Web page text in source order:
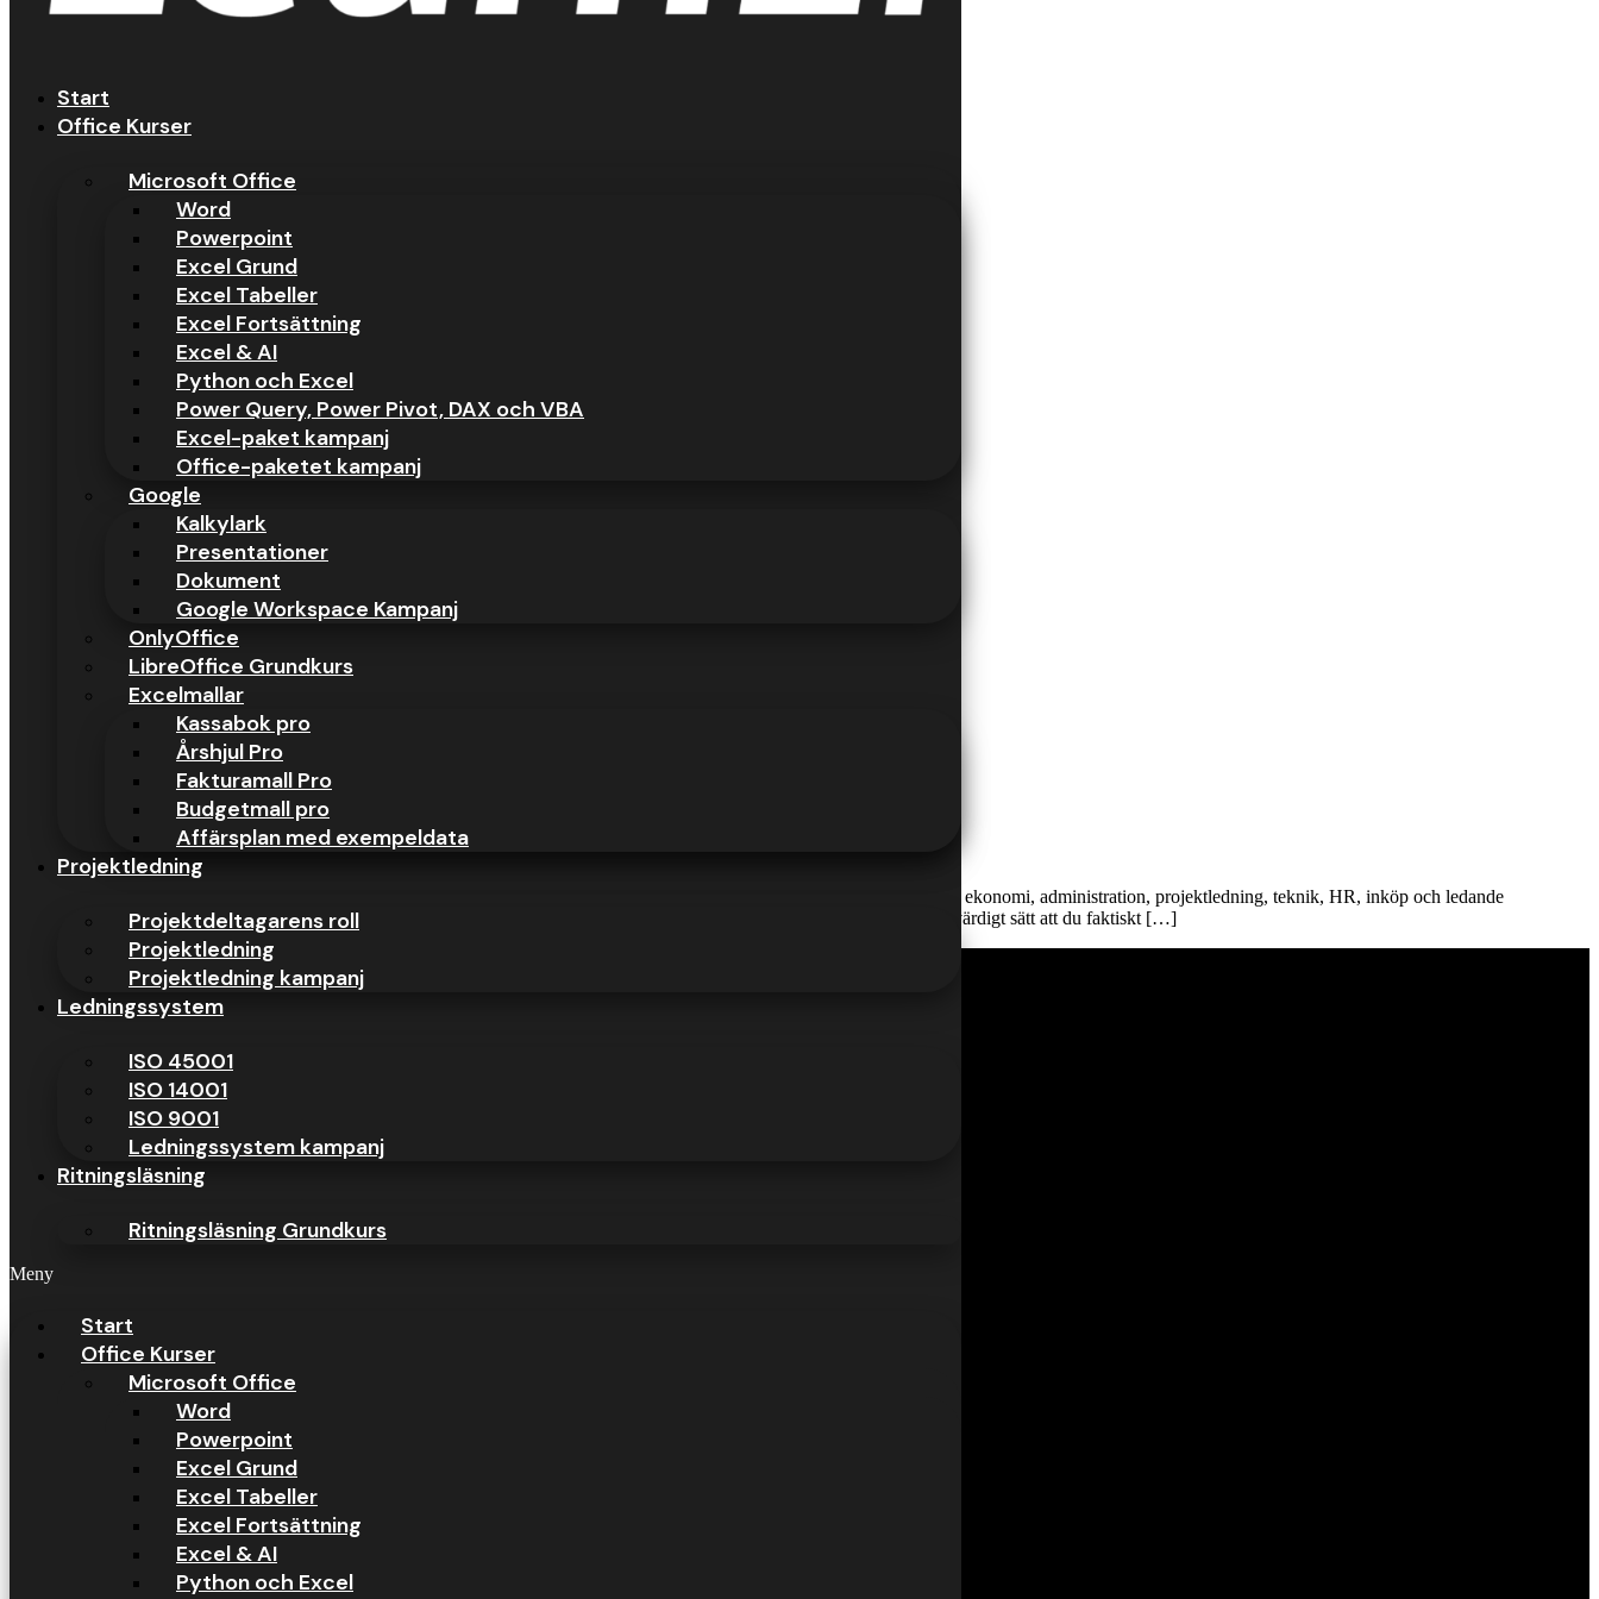
Start
Office Kurser
Microsoft Office
Word
Powerpoint
Excel Grund
Excel Tabeller
Excel Fortsättning
Excel & AI
Python och Excel
Power Query, Power Pivot, DAX och VBA
Excel-paket kampanj
Office-paketet kampanj
Google
Kalkylark
Presentationer
Dokument
Google Workspace Kampanj
OnlyOffice
LibreOffice Grundkurs
Excelmallar
Kassabok pro
Årshjul Pro
Fakturamall Pro
Budgetmall pro
Affärsplan med exempeldata
Projektledning
Projektdeltagarens roll
Projektledning
Projektledning kampanj
Ledningssystem
ISO 45001
ISO 14001
ISO 9001
Ledningssystem kampanj
Ritningsläsning
Ritningsläsning Grundkurs
Meny
Start
Office Kurser
Microsoft Office
Word
Powerpoint
Excel Grund
Excel Tabeller
Excel Fortsättning
Excel & AI
Python och Excel
Att kunna Excel är inte längre en extramerit. I dagens arbetsliv är Excel en grundläggande och ofta avgörande kompetens inom ekonomi, administration, projektledning, teknik, HR, inköp och ledande
befattningar. Samtidigt säger många att de “kan Excel”, vilket gör att en viktig fråga uppstår: Hur visar du på ett tydligt och trovärdigt sätt att du faktiskt […]